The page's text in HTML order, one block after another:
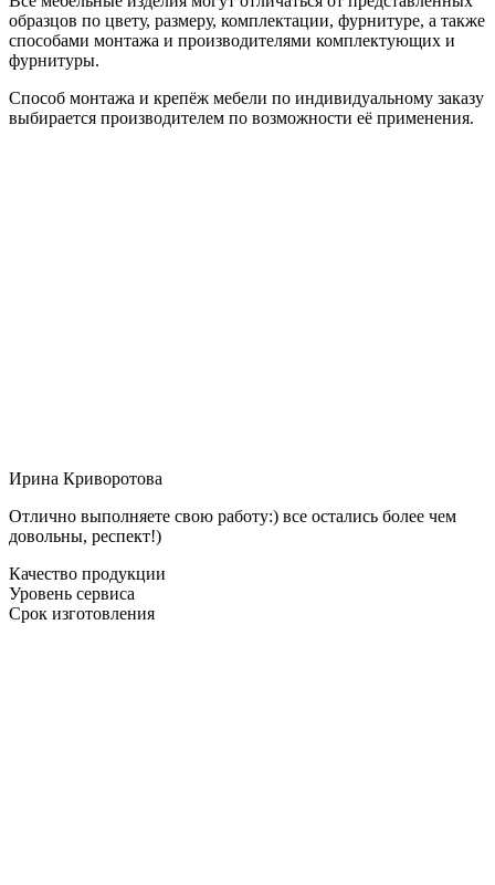
образцов по цвету, размеру, комплектации, фурнитуре, а также
способами монтажа и производителями комплектующих и
фурнитуры.
Способ монтажа и крепёж мебели по индивидуальному заказу
выбирается производителем по возможности её применения.
Ирина Криворотова
Отлично выполняете свою работу:) все остались более чем
довольны, респект!)
Качество продукции
Уровень сервиса
Срок изготовления